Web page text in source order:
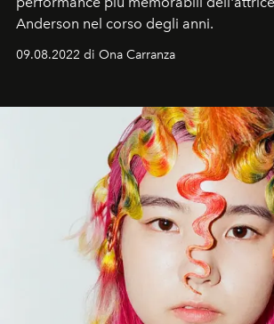
Anderson nel corso degli anni.
09.08.2022 di Ona Carranza